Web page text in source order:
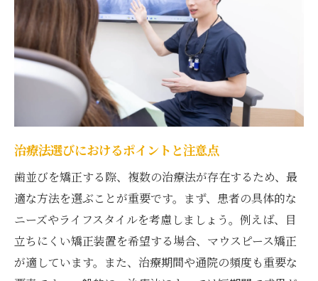
高田駅の歯医者が推奨する治療法
費用対効果で見る矯正治療の選び方
治療法選びにおける専門医のアドバイス
高田駅で安心して歯並びを矯正する方法とは
矯正治療中の不安を解消するためのヒント
矯正専門医との信頼関係の築き方
治療に伴うリスクとその対策
治療中の痛みや不快感を軽減する方法
安心して通える歯科医院の選び方
治療プランに納得するための情報共有
治療法選びにおけるポイントと注意点
歯並びを矯正する際、複数の治療法が存在するため、最
適な方法を選ぶことが重要です。まず、患者の具体的な
ニーズやライフスタイルを考慮しましょう。例えば、目
立ちにくい矯正装置を希望する場合、マウスピース矯正
が適しています。また、治療期間や通院の頻度も重要な